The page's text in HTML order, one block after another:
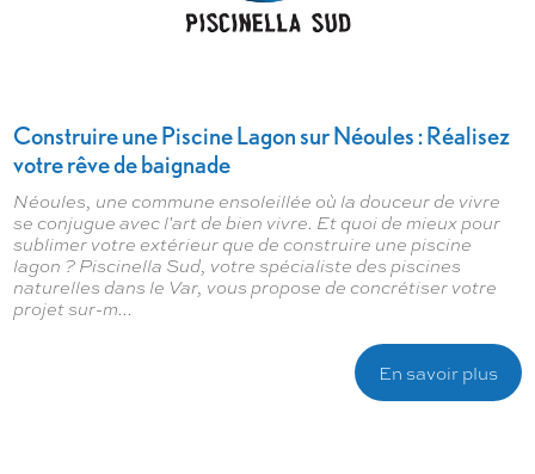
Construire une Piscine Lagon sur Néoules : Réalisez
votre rêve de baignade
Néoules, une commune ensoleillée où la douceur de vivre
se conjugue avec l'art de bien vivre. Et quoi de mieux pour
sublimer votre extérieur que de construire une piscine
lagon ? Piscinella Sud, votre spécialiste des piscines
naturelles dans le Var, vous propose de concrétiser votre
projet sur-m...
En savoir plus